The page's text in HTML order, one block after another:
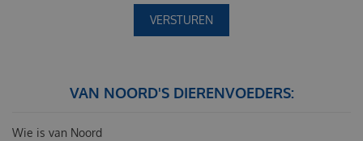
VAN NOORD'S DIERENVOEDERS:
Wie is van Noord